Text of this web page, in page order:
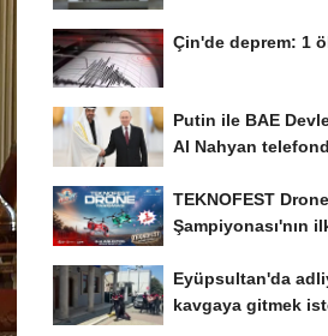
Çin'de deprem: 1
Putin ile BAE
Al Nahyan
TEKNOFEST Drone
Şampiyonası'nın
Eyüpsultan'da
kavgaya gitmek